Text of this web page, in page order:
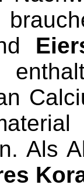
Als